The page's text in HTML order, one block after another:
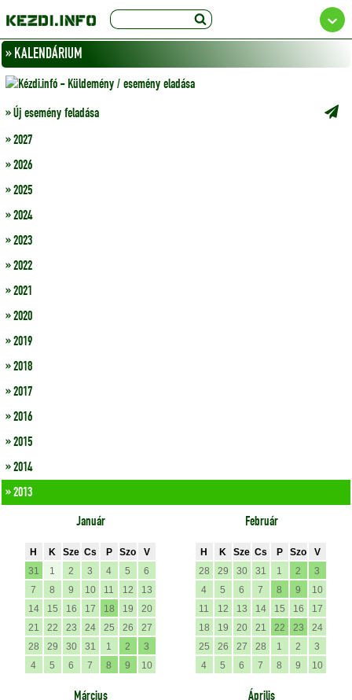
» KALENDÁRIUM
» Új esemény feladása
» 2027
» 2026
» 2025
» 2024
» 2023
» 2022
» 2021
» 2020
» 2019
» 2018
» 2017
» 2016
» 2015
» 2014
» 2013
Január
H K Sze Cs P Szo
V
31
1 2 3 4 5
6
7
8 9 10 11 12
13
14
15 16 17 18 19
20
21
22 23 24 25 26
27
28
29 30 31 1 2
3
4
5 6 7 8 9 10
Február
H K Sze Cs P Szo
V
28
29 30 31 1 2
3
4
5 6 7 8 9
10
11
12 13 14 15 16
17
18
19 20 21 22 23
24
25
26 27 28 1 2
3
4
5 6 7 8 9 10
Március Április